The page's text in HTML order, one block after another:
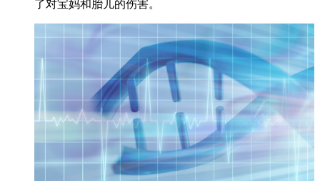
了对宝妈和胎儿的伤害。